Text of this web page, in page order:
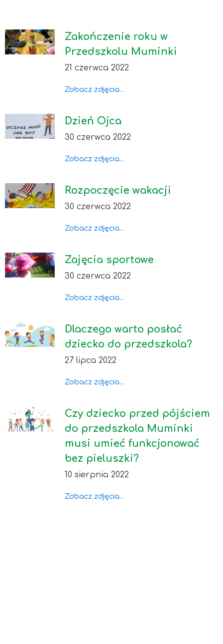
Zakończenie roku w
Przedszkolu Muminki
21 czerwca 2022
Zobacz zdjęcia...
Dzień Ojca
30 czerwca 2022
Zobacz zdjęcia...
Rozpoczęcie wakacji
30 czerwca 2022
Zobacz zdjęcia...
Zajęcia sportowe
30 czerwca 2022
Zobacz zdjęcia...
Dlaczego warto posłać
dziecko do przedszkola?
27 lipca 2022
Zobacz zdjęcia...
Czy dziecko przed pójściem
do przedszkola Muminki
musi umieć funkcjonować
bez pieluszki?
10 sierpnia 2022
Zobacz zdjęcia...